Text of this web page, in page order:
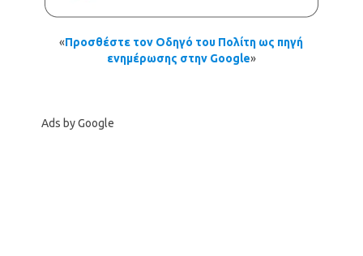
«Προσθέστε τον Οδηγό του Πολίτη ως πηγή
ενημέρωσης στην Google»
Ads by Google